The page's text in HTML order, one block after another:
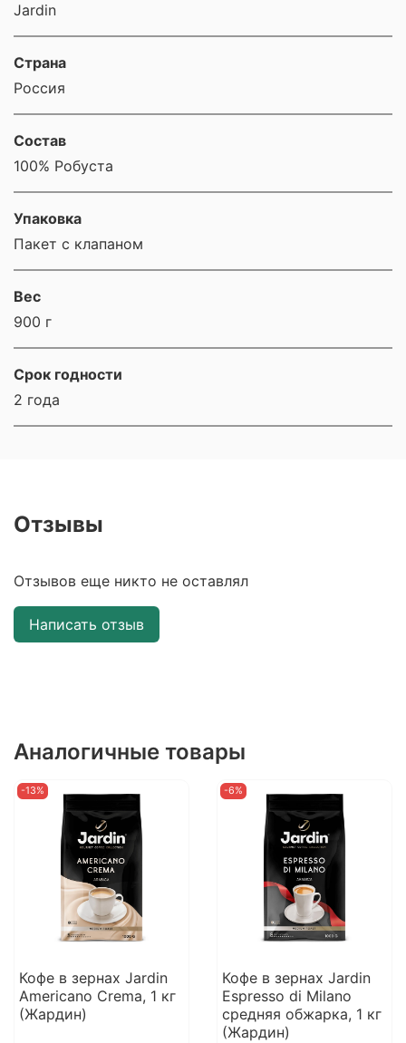
Jardin
Страна
Россия
Состав
100% Робуста
Упаковка
Пакет с клапаном
Вес
900 г
Срок годности
2 года
Отзывы
Отзывов еще никто не оставлял
Написать отзыв
Аналогичные товары
-13%
Кофе в зернах Jardin
Americano Crema, 1 кг
(Жардин)
-6%
Кофе в зернах Jardin
Espresso di Milano
средняя обжарка, 1 кг
(Жардин)